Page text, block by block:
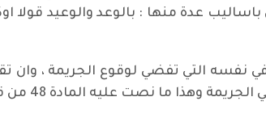
عدة منها : بالوعد والوعيد قولا
نفسه التي تفضي لوقوع الجريمة ، وان
المادة 48 من قانون العقوبات بالنص التالي :